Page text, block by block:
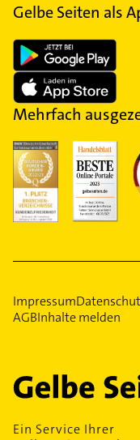
Gelbe Seiten als
Mehrfach
Impressum
AGBInhalte melden
Ein Service Ihrer